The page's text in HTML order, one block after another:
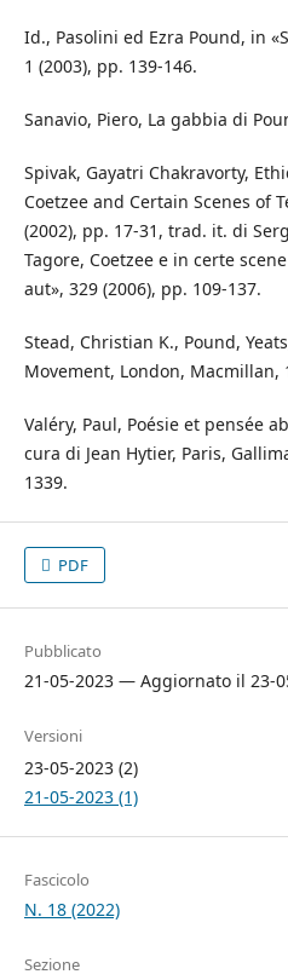
Id., Pasolini ed Ezra Pound, in
1 (2003), pp. 139-146.
Sanavio, Piero, La gabbia di
Spivak, Gayatri Chakravorty,
Coetzee and Certain Scenes of
(2002), pp. 17-31, trad. it. di
Tagore, Coetzee e in certe
aut», 329 (2006), pp. 109-137.
Stead, Christian K., Pound,
Movement, London, Macmillan,
Valéry, Paul, Poésie et pensée
cura di Jean Hytier, Paris,
1339.
PDF
Pubblicato
21-05-2023 — Aggiornato il 23-
Versioni
23-05-2023 (2)
21-05-2023 (1)
Fascicolo
N. 18 (2022)
Sezione